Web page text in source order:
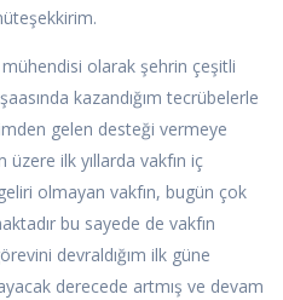
olarak şehrin çeşitli
kazandığım tecrübelerle
gelen desteği vermeye
üzere ilk yıllarda vakfın iç
olmayan vakfın, bugün çok
bu sayede de vakfın
devraldığım ilk güne
derecede artmış ve devam